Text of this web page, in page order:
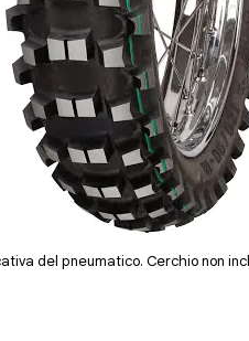
del pneumatico. Cerchio non